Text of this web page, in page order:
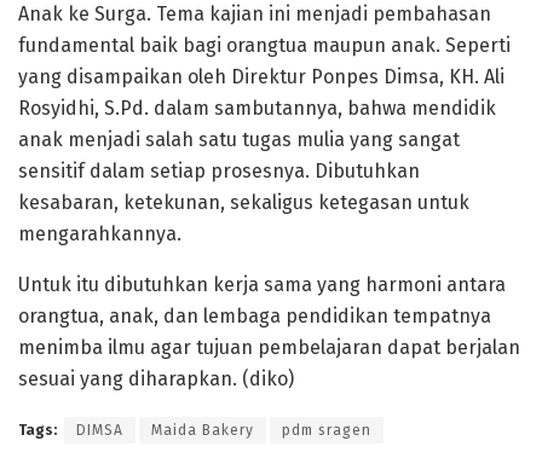
Anak ke Surga. Tema kajian ini menjadi pembahasan
fundamental baik bagi orangtua maupun anak. Seperti
yang disampaikan oleh Direktur Ponpes Dimsa, KH. Ali
Rosyidhi, S.Pd. dalam sambutannya, bahwa mendidik
anak menjadi salah satu tugas mulia yang sangat
sensitif dalam setiap prosesnya. Dibutuhkan
kesabaran, ketekunan, sekaligus ketegasan untuk
mengarahkannya.
Untuk itu dibutuhkan kerja sama yang harmoni antara
orangtua, anak, dan lembaga pendidikan tempatnya
menimba ilmu agar tujuan pembelajaran dapat berjalan
sesuai yang diharapkan. (diko)
Tags: DIMSA Maida Bakery pdm sragen